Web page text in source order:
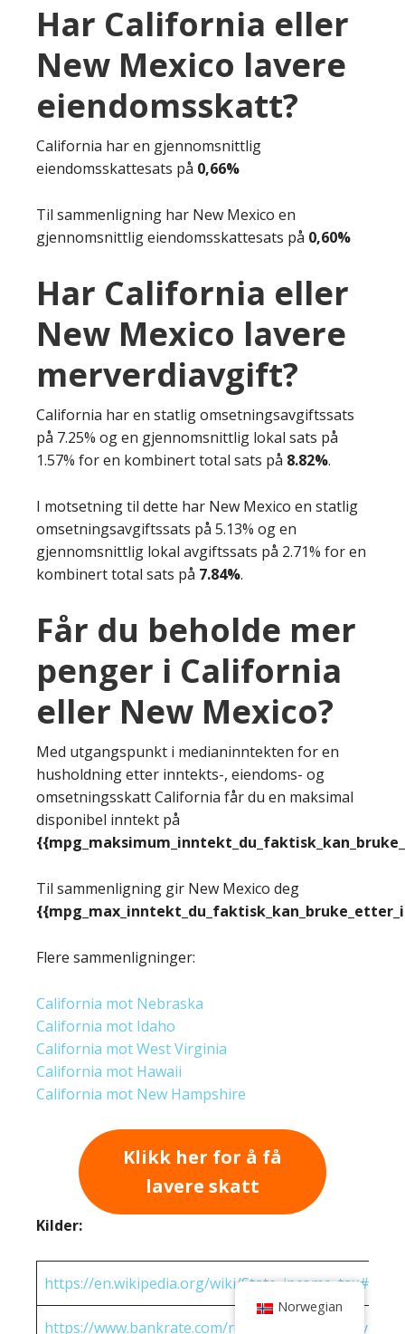
Har California eller
New Mexico lavere
eiendomsskatt?
California har en gjennomsnittlig
eiendomsskattesats på 0,66%
Til sammenligning har New Mexico en
gjennomsnittlig eiendomsskattesats på 0,60%
Har California eller
New Mexico lavere
merverdiavgift?
California har en statlig omsetningsavgiftssats
på 7.25% og en gjennomsnittlig lokal sats på
1.57% for en kombinert total sats på 8.82%.
I motsetning til dette har New Mexico en statlig
omsetningsavgiftssats på 5.13% og en
gjennomsnittlig lokal avgiftssats på 2.71% for en
kombinert total sats på 7.84%.
Får du beholde mer
penger i California
eller New Mexico?
Med utgangspunkt i medianinntekten for en
husholdning etter inntekts-, eiendoms- og
omsetningsskatt California får du en maksimal
disponibel inntekt på
Til sammenligning gir New Mexico deg
Flere sammenligninger:
California mot Nebraska
California mot Idaho
California mot West Virginia
California mot Hawaii
California mot New Hampshire
Klikk her for å få
lavere skatt
Kilder:
https://en.wikipedia.org/wiki/
https://www.bankrate.com/real-estate/property-
Norwegian